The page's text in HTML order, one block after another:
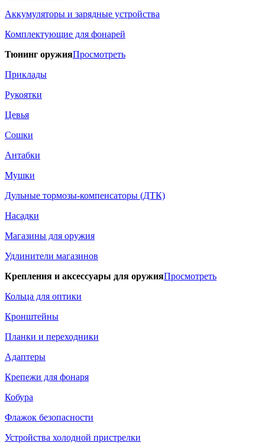
Аккумуляторы и зарядные устройства
Комплектующие для фонарей
Тюнинг оружияПросмотреть
Приклады
Рукоятки
Цевья
Сошки
Антабки
Мушки
Дульные тормозы-компенсаторы (ДТК)
Насадки
Магазины для оружия
Удлинители магазинов
Крепления и аксессуары для оружияПросмотреть
Кольца для оптики
Кронштейны
Планки и переходники
Адаптеры
Крепежи для фонаря
Кобура
Флажок безопасности
Устройства холодной пристрелки